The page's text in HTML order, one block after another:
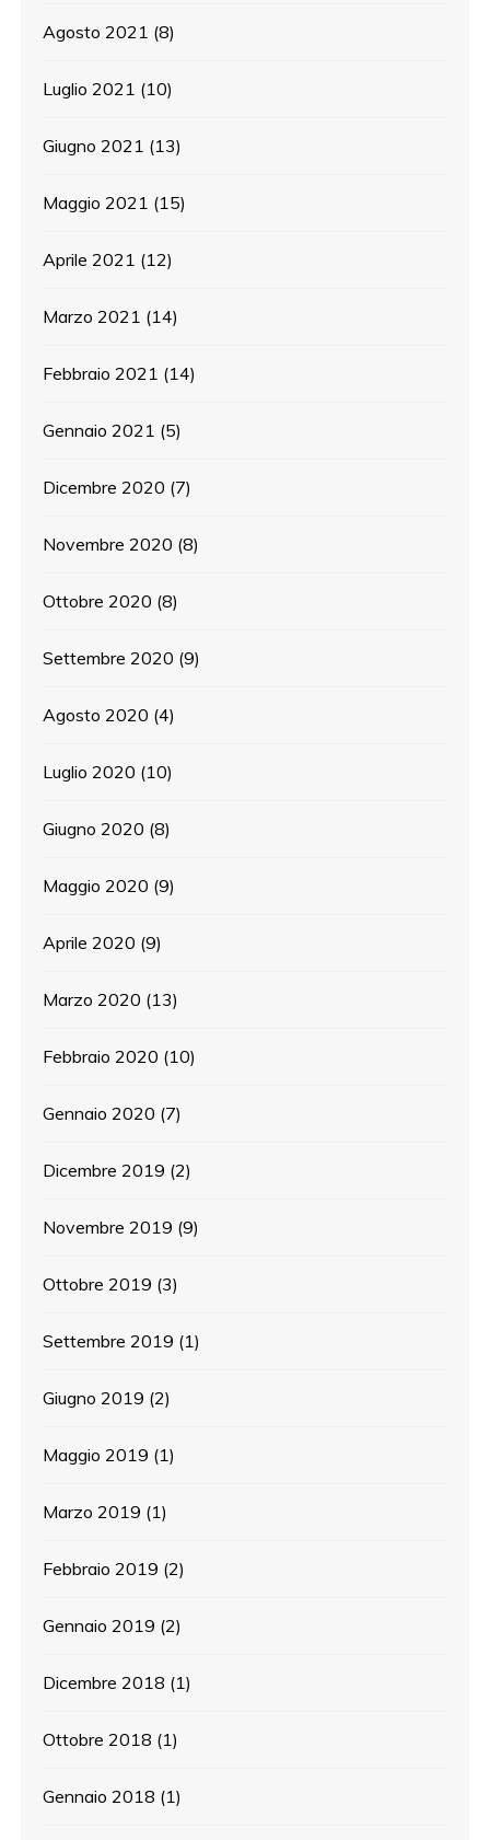
Agosto 2021 (8)
Luglio 2021 (10)
Giugno 2021 (13)
Maggio 2021 (15)
Aprile 2021 (12)
Marzo 2021 (14)
Febbraio 2021 (14)
Gennaio 2021 (5)
Dicembre 2020 (7)
Novembre 2020 (8)
Ottobre 2020 (8)
Settembre 2020 (9)
Agosto 2020 (4)
Luglio 2020 (10)
Giugno 2020 (8)
Maggio 2020 (9)
Aprile 2020 (9)
Marzo 2020 (13)
Febbraio 2020 (10)
Gennaio 2020 (7)
Dicembre 2019 (2)
Novembre 2019 (9)
Ottobre 2019 (3)
Settembre 2019 (1)
Giugno 2019 (2)
Maggio 2019 (1)
Marzo 2019 (1)
Febbraio 2019 (2)
Gennaio 2019 (2)
Dicembre 2018 (1)
Ottobre 2018 (1)
Gennaio 2018 (1)